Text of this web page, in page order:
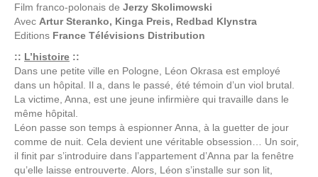
Film franco-polonais de Jerzy Skolimowski
Avec Artur Steranko, Kinga Preis, Redbad Klynstra
Editions France Télévisions Distribution
:: L’histoire ::
Dans une petite ville en Pologne, Léon Okrasa est employé
dans un hôpital. Il a, dans le passé, été témoin d’un viol brutal.
La victime, Anna, est une jeune infirmière qui travaille dans le
même hôpital.
Léon passe son temps à espionner Anna, à la guetter de jour
comme de nuit. Cela devient une véritable obsession… Un soir,
il finit par s’introduire dans l’appartement d’Anna par la fenêtre
qu’elle laisse entrouverte. Alors, Léon s’installe sur son lit,